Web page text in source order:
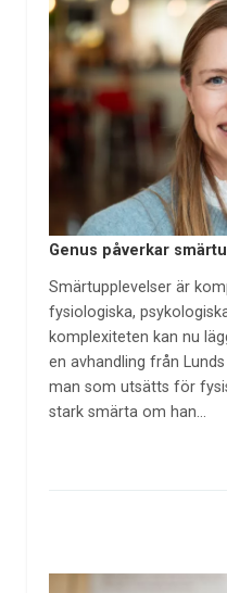
Genus påverkar
Smärtupplevelser är
fysiologiska,
komplexiteten kan nu
en avhandling från
man som utsätts för
stark smärta om han…